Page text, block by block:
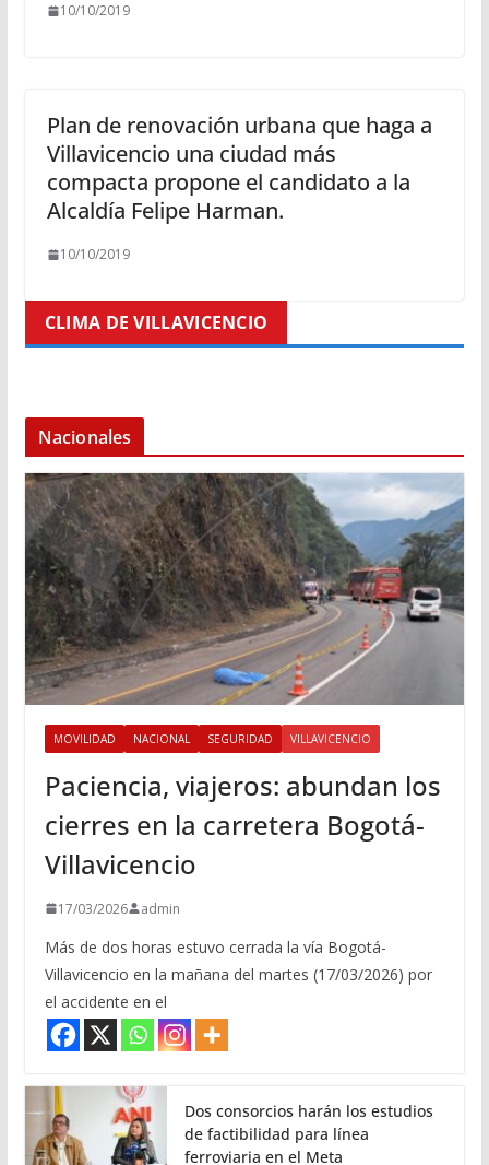
10/10/2019
Plan de renovación urbana que haga a
Villavicencio una ciudad más
compacta propone el candidato a la
Alcaldía Felipe Harman.
10/10/2019
CLIMA DE VILLAVICENCIO
Nacionales
MOVILIDAD NACIONAL SEGURIDAD VILLAVICENCIO
Paciencia, viajeros: abundan los
cierres en la carretera Bogotá-
Villavicencio
17/03/2026 admin
Más de dos horas estuvo cerrada la vía Bogotá-
Villavicencio en la mañana del martes (17/03/2026) por
el accidente en el
Dos consorcios harán los estudios
de factibilidad para línea
ferroviaria en el Meta